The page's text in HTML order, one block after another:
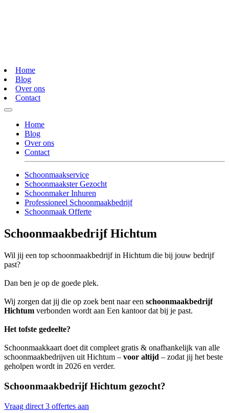
Home
Blog
Over ons
Contact
Home
Blog
Over ons
Contact
Schoonmaakservice
Schoonmaakster Gezocht
Schoonmaker Inhuren
Professioneel Schoonmaakbedrijf
Schoonmaak Offerte
Schoonmaakbedrijf Hichtum
Wil jij een top schoonmaakbedrijf in Hichtum die bij jouw bedrijf
past?
Dan ben je op de goede plek.
Wij zorgen dat jij die op zoek bent naar een schoonmaakbedrijf
Hichtum verbonden wordt aan Een kantoor dat bij je past.
Het tofste gedeelte?
Schoonmaakkaart doet dit compleet gratis & onafhankelijk van alle
schoonmaakbedrijven uit Hichtum – voor altijd – zodat jij het beste
geholpen wordt in 2026 en verder.
Schoonmaakbedrijf Hichtum gezocht?
Vraag direct 3 offertes aan